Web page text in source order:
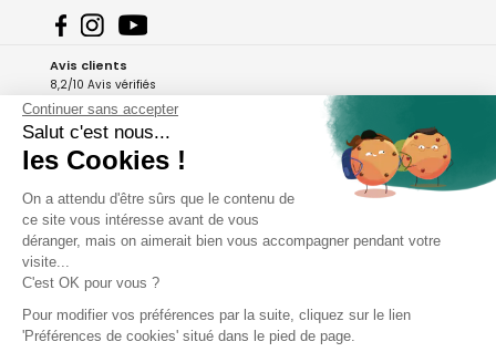
Avis clients
8,2/10 Avis vérifiés
L'Appli Phox
A propos de Phox
Services et garanties
Continuer sans accepter
Salut c'est nous...
les Cookies !
On a attendu d'être sûrs que le contenu de
ce site vous intéresse avant de vous
déranger, mais on aimerait bien vous accompagner pendant votre
visite...
C'est OK pour vous ?
Pour modifier vos préférences par la suite, cliquez sur le lien
'Préférences de cookies' situé dans le pied de page.